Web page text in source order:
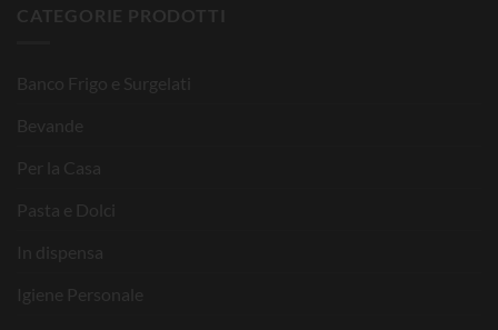
CATEGORIE PRODOTTI
Banco Frigo e Surgelati
Bevande
Per la Casa
Pasta e Dolci
In dispensa
Igiene Personale